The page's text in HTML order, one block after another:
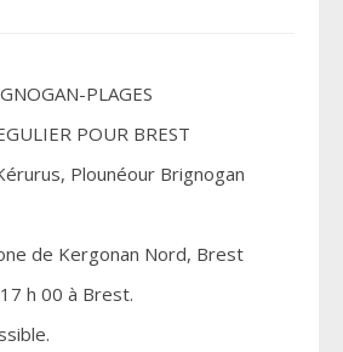
PLAGES
POUR BREST
Plounéour Brignogan
de Kergonan Nord, Brest
h 00 à Brest.